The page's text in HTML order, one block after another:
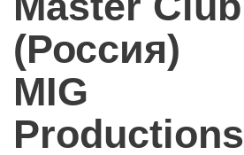
(Россия)
MIG
Productions